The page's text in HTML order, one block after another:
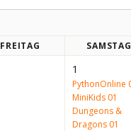
FREITAG SAMSTAG
1
PythonOnline
MiniKids 01
Dungeons &
Dragons 01